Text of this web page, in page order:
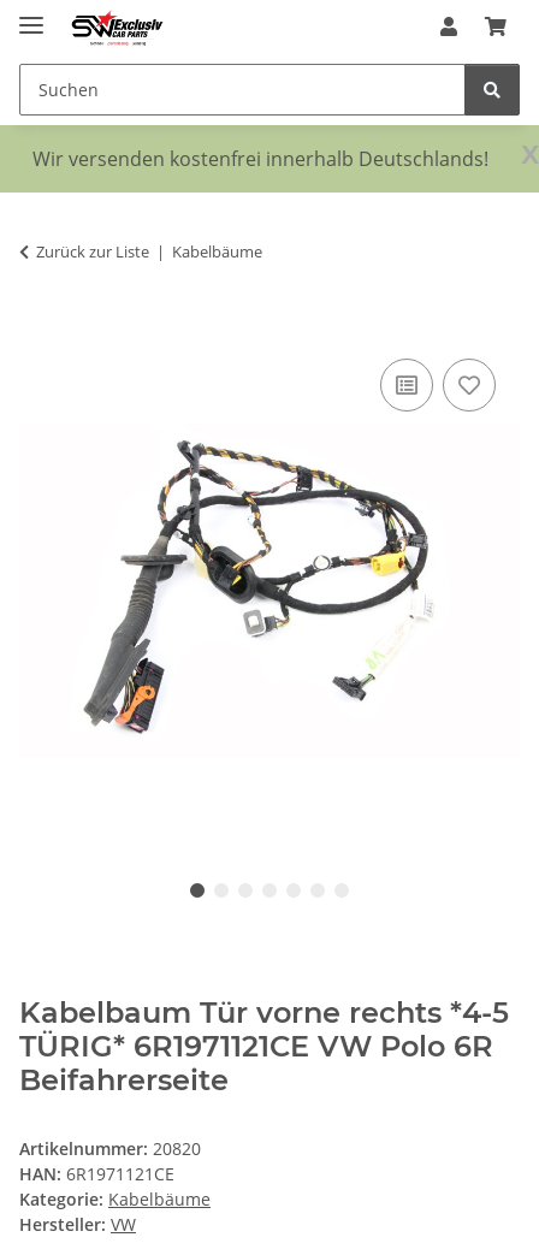
x
Wir versenden kostenfrei innerhalb Deutschlands!
Zurück zur Liste Kabelbäume
Kabelbaum Tür vorne rechts *4-5
TÜRIG* 6R1971121CE VW Polo 6R
Beifahrerseite
Artikelnummer: 20820
HAN: 6R1971121CE
Kategorie: Kabelbäume
Hersteller: VW